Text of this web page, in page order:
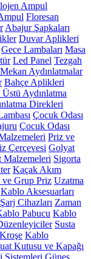
Ampul
Floresan
Abajur Şapkaları
Duvar Aplikleri
Gece Lambaları Masa
Led Panel Tezgah
Aydınlatmalar
Bahçe Aplikleri
Aydınlatma
Direkleri
Çocuk Odası
Çocuk Odası
Priz ve
Çerçevesi Golyat
Malzemeleri Sigorta
Kaçak Akım
ve Grup Priz Uzatma
Kablo Aksesuarları
Cihazları Zaman
Pabucu Kablo
Susta
Kroşe Kablo
Kutusu ve Kapağı
Sistemleri Güneş